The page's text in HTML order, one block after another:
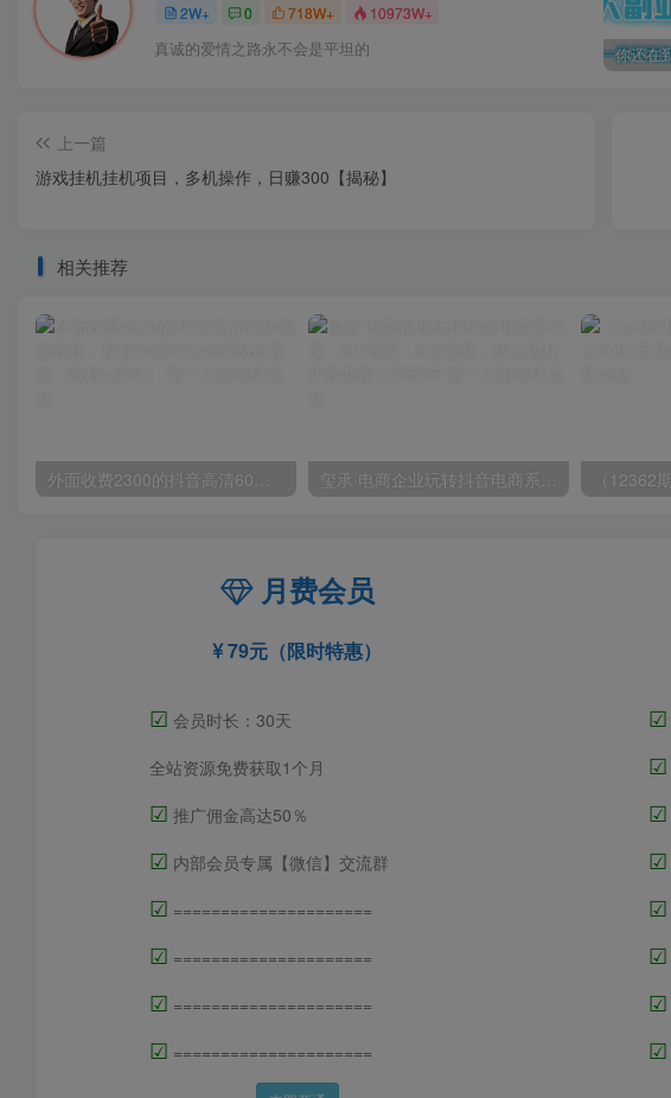
2W+ 0 718W+ 10973W+
真诚的爱情之路永不会是平坦的
上一篇
游戏挂机挂机项目，多机操作，日赚300【揭秘】
相关推荐
外面收费2300的抖音高清60帧视频教程，保证你能学会如何制作视频（教程+插件） 玺承·电商企业玩转抖音电商系列课，6大维度，6位老师，线上揭秘抖音商家入局SOP
月费会员
79元（限时特惠）
☑ 会员时长：30天
全站资源免费获取1个月
☑ 推广佣金高达50％
☑ 内部会员专属【微信】交流群
☑ =====================
☑ =====================
☑ =====================
☑ =====================
☑
☑
☑
☑
☑
☑
☑
☑